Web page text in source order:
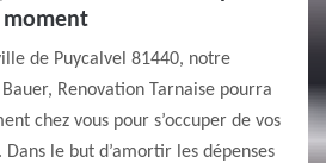
de Puycalvel 81440, notre
Renovation Tarnaise pourra
chez vous pour s’occuper de vos
le but d’amortir les dépenses